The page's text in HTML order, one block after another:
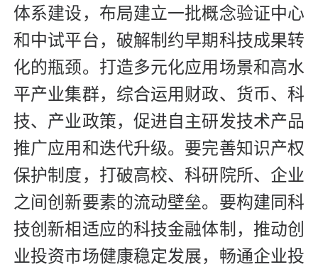
体系建设，布局建立一批概念验证中心
和中试平台，破解制约早期科技成果转
化的瓶颈。打造多元化应用场景和高水
平产业集群，综合运用财政、货币、科
技、产业政策，促进自主研发技术产品
推广应用和迭代升级。要完善知识产权
保护制度，打破高校、科研院所、企业
之间创新要素的流动壁垒。要构建同科
技创新相适应的科技金融体制，推动创
业投资市场健康稳定发展，畅通企业投